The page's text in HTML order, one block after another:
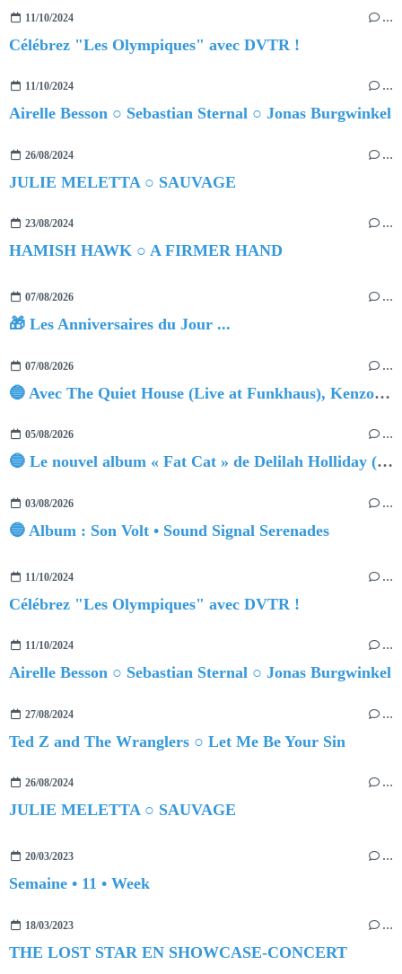
11/10/2024 …
Célébrez "Les Olympiques" avec DVTR !
11/10/2024 …
Airelle Besson ○ Sebastian Sternal ○ Jonas Burgwinkel
26/08/2024 …
JULIE MELETTA ○ SAUVAGE
23/08/2024 …
HAMISH HAWK ○ A FIRMER HAND
07/08/2026 …
🎁 Les Anniversaires du Jour ...
07/08/2026 …
🔵 Avec The Quiet House (Live at Funkhaus), Kenzo Zurzolo livre une performance aussi intense qu'envoûtante.
05/08/2026 …
🔵 Le nouvel album « Fat Cat » de Delilah Holliday (sortie le 30 Octobre 2026)
03/08/2026 …
🔵 Album : Son Volt • Sound Signal Serenades
11/10/2024 …
Célébrez "Les Olympiques" avec DVTR !
11/10/2024 …
Airelle Besson ○ Sebastian Sternal ○ Jonas Burgwinkel
27/08/2024 …
Ted Z and The Wranglers ○ Let Me Be Your Sin
26/08/2024 …
JULIE MELETTA ○ SAUVAGE
20/03/2023 …
Semaine • 11 • Week
18/03/2023 …
THE LOST STAR EN SHOWCASE-CONCERT